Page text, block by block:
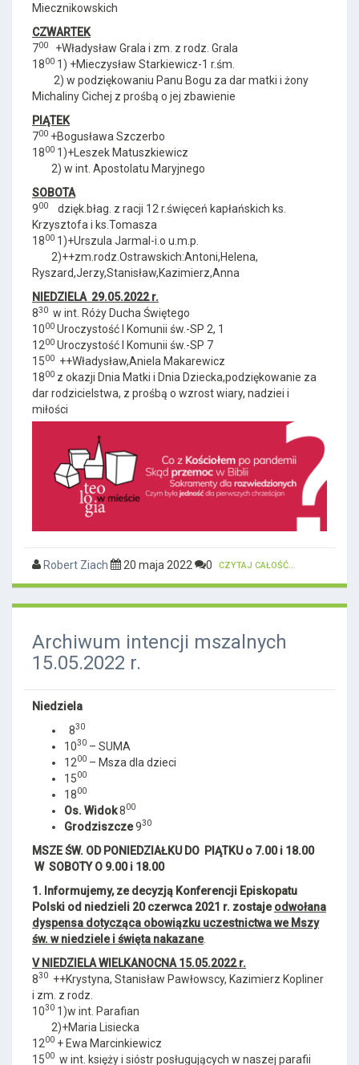
Miecznikowskich
CZWARTEK
700 +Władysław Grala i zm. z rodz. Grala
1800 1) +Mieczysław Starkiewicz-1 r.śm.
2) w podziękowaniu Panu Bogu za dar matki i żony
Michaliny Cichej z prośbą o jej zbawienie
PIĄTEK
700 +Bogusława Szczerbo
1800 1)+Leszek Matuszkiewicz
2) w int. Apostolatu Maryjnego
SOBOTA
900
dzięk.błag. z racji 12 r.święceń kapłańskich ks.
Krzysztofa i ks.Tomasza
1800 1)+Urszula Jarmal-i.o u.m.p.
2)++zm.rodz.Ostrawskich:Antoni,Helena,
Ryszard,Jerzy,Stanisław,Kazimierz,Anna
NIEDZIELA 29.05.2022 r.
830 w int. Róży Ducha Świętego
1000 Uroczystość I Komunii św.-SP 2, 1
1200 Uroczystość I Komunii św.-SP 7
1500 ++Władysław,Aniela Makarewicz
1800 z okazji Dnia Matki i Dnia Dziecka,podziękowanie za
dar rodzicielstwa, z prośbą o wzrost wiary, nadziei i
miłości
Robert Ziach 20 maja 2022 0 CZYTAJ CAŁOŚĆ...
Archiwum intencji mszalnych
15.05.2022 r.
Niedziela
830
1030 – SUMA
1200 – Msza dla dzieci
1500
1800
Os. Widok800
Grodziszcze930
MSZE ŚW. OD PONIEDZIAŁKU DO PIĄTKU o 7.00 i 18.00
W SOBOTY O 9.00 i 18.00
1. Informujemy, ze decyzją Konferencji Episkopatu
Polski od niedzieli 20 czerwca 2021 r. zostajeodwołana
dyspensa dotycząca obowiązku uczestnictwa we Mszy
św. w niedziele i święta nakazane.
V NIEDZIELA WIELKANOCNA 15.05.2022 r.
830 ++Krystyna, Stanisław Pawłowscy, Kazimierz Kopliner
i zm. z rodz.
1030 1)w int. Parafian
2)+Maria Lisiecka
1200 + Ewa Marcinkiewicz
1500 w int. księży i sióstr posługujących w naszej parafii